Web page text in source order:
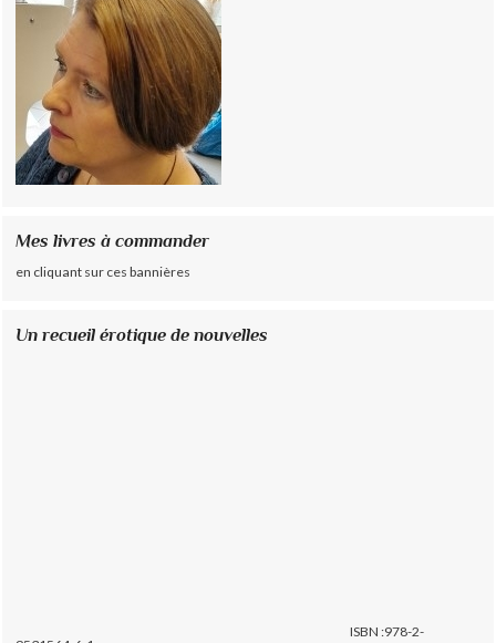
Mes livres à commander
en cliquant sur ces bannières
Un recueil érotique de nouvelles
ISBN :978-2-